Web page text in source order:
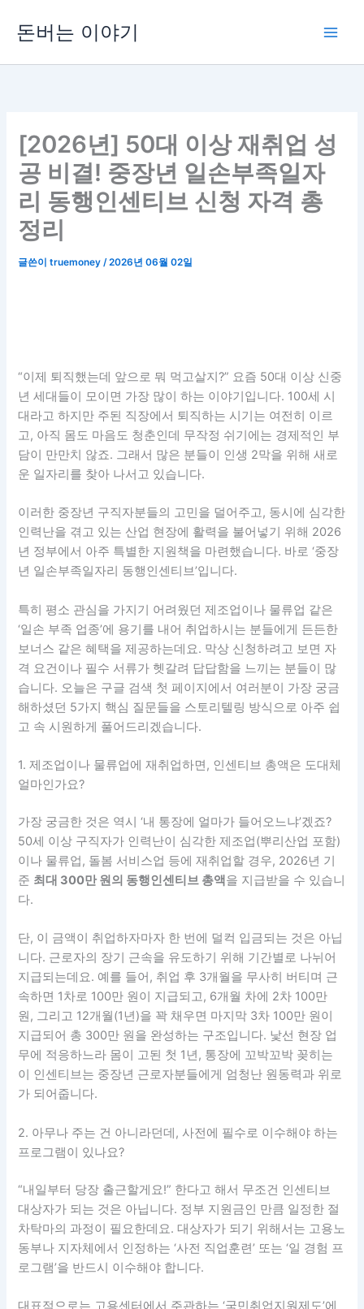
로
돈버는 이야기
[2026년] 50대 이상 재취업 성
공 비결! 중장년 일손부족일자
리 동행인센티브 신청 자격 총
정리
글쓴이truemoney/2026년 06월 02일
“이제 퇴직했는데 앞으로 뭐 먹고살지?” 요즘 50대 이상 신중
년 세대들이 모이면 가장 많이 하는 이야기입니다. 100세 시
대라고 하지만 주된 직장에서 퇴직하는 시기는 여전히 이르
고, 아직 몸도 마음도 청춘인데 무작정 쉬기에는 경제적인 부
담이 만만치 않죠. 그래서 많은 분들이 인생 2막을 위해 새로
운 일자리를 찾아 나서고 있습니다.
이러한 중장년 구직자분들의 고민을 덜어주고, 동시에 심각한
인력난을 겪고 있는 산업 현장에 활력을 불어넣기 위해 2026
년 정부에서 아주 특별한 지원책을 마련했습니다. 바로 ‘중장
년 일손부족일자리 동행인센티브’입니다.
특히 평소 관심을 가지기 어려웠던 제조업이나 물류업 같은
‘일손 부족 업종’에 용기를 내어 취업하시는 분들에게 든든한
보너스 같은 혜택을 제공하는데요. 막상 신청하려고 보면 자
격 요건이나 필수 서류가 헷갈려 답답함을 느끼는 분들이 많
습니다. 오늘은 구글 검색 첫 페이지에서 여러분이 가장 궁금
해하셨던 5가지 핵심 질문들을 스토리텔링 방식으로 아주 쉽
고 속 시원하게 풀어드리겠습니다.
1. 제조업이나 물류업에 재취업하면, 인센티브 총액은 도대체
얼마인가요?
가장 궁금한 것은 역시 ‘내 통장에 얼마가 들어오느냐’겠죠?
50세 이상 구직자가 인력난이 심각한 제조업(뿌리산업 포함)
이나 물류업, 돌봄 서비스업 등에 재취업할 경우, 2026년 기
준 최대 300만 원의 동행인센티브 총액 을 지급받을 수 있습니
다.
단, 이 금액이 취업하자마자 한 번에 덜컥 입금되는 것은 아닙
니다. 근로자의 장기 근속을 유도하기 위해 기간별로 나뉘어
지급되는데요. 예를 들어, 취업 후 3개월을 무사히 버티며 근
속하면 1차로 100만 원이 지급되고, 6개월 차에 2차 100만
원, 그리고 12개월(1년)을 꽉 채우면 마지막 3차 100만 원이
지급되어 총 300만 원을 완성하는 구조입니다. 낯선 현장 업
무에 적응하느라 몸이 고된 첫 1년, 통장에 꼬박꼬박 꽂히는
이 인센티브는 중장년 근로자분들에게 엄청난 원동력과 위로
가 되어줍니다.
2. 아무나 주는 건 아니라던데, 사전에 필수로 이수해야 하는
프로그램이 있나요?
“내일부터 당장 출근할게요!” 한다고 해서 무조건 인센티브
대상자가 되는 것은 아닙니다. 정부 지원금인 만큼 일정한 절
차탁마의 과정이 필요한데요. 대상자가 되기 위해서는 고용노
동부나 지자체에서 인정하는 ‘사전 직업훈련’ 또는 ‘일 경험 프
로그램’을 반드시 이수해야 합니다.
대표적으로는 고용센터에서 주관하는 ‘국민취업지원제도’에